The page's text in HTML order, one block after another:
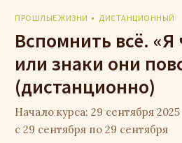
ПРОШЛЫЕ ЖИЗНИ ДИСТАНЦИОННЫЙ
Вспомнить всё.
или знаки они
(дистанционно)
Начало курса: 29 сентября
с 29 сентября по 29 сентября